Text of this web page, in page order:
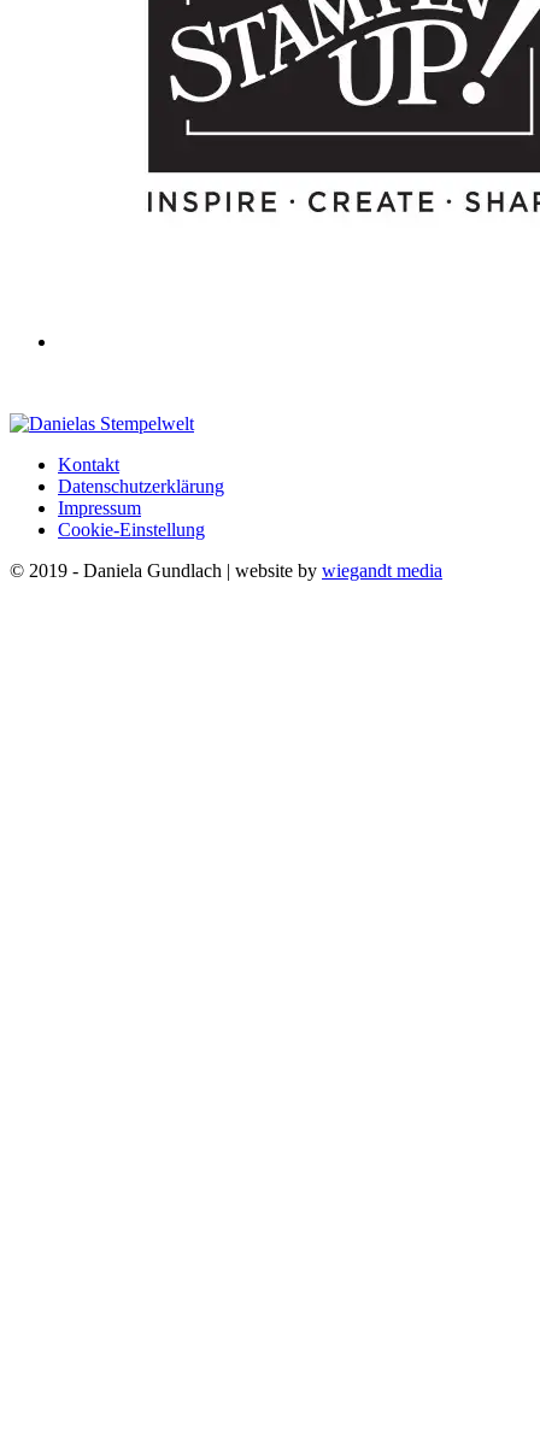
Kontakt
Datenschutzerklärung
Impressum
Cookie-Einstellung
© 2019 - Daniela Gundlach | website by wiegandt media